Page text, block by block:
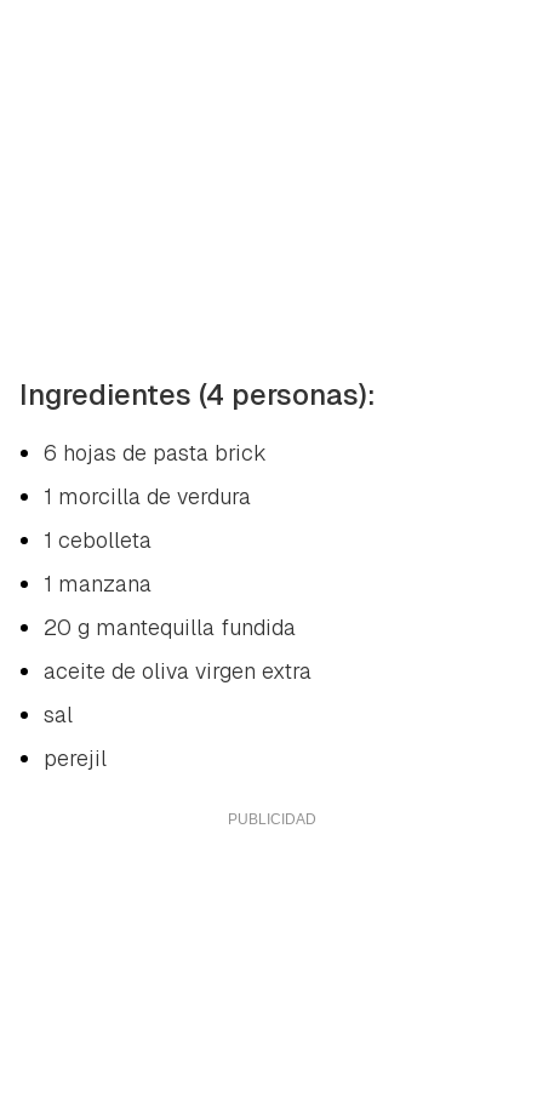
Ingredientes (4 personas):
6 hojas de pasta brick
1 morcilla de verdura
1 cebolleta
1 manzana
20 g mantequilla fundida
aceite de oliva virgen extra
sal
perejil